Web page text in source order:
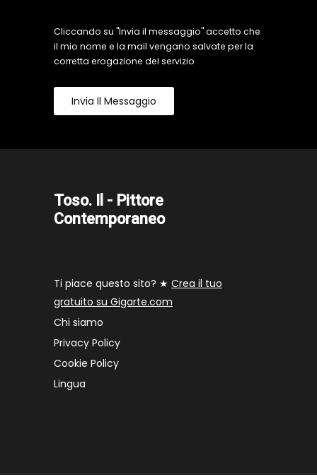
Cliccando su "Invia il messaggio" accetto che
il mio nome e la mail vengano salvate per la
corretta erogazione del servizio
Invia Il Messaggio
Toso. Il - Pittore
Contemporaneo
Ti piace questo sito? ★ Crea il tuo
gratuito su Gigarte.com
Chi siamo
Privacy Policy
Cookie Policy
Lingua